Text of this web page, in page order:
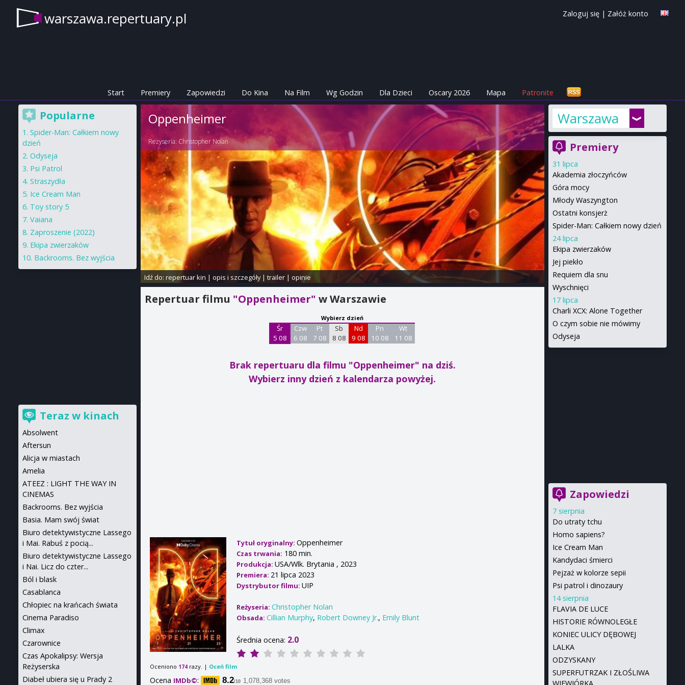
warszawa.repertuary.pl Zaloguj się | Załóż konto
Start Premiery Zapowiedzi Do Kina Na Film Wg Godzin Dla Dzieci Oscary 2026 Mapa Patronite
Oppenheimer
Reżyseria: Christopher Nolan
Idź do: repertuar kin | opis i szczegóły| trailer| opinie
Repertuar filmu "Oppenheimer"w Warszawie
Wybierz dzień
Śr
5 08
Czw
6 08
Pt
7 08
Sb
8 08
Nd
9 08
Pn
10 08
Wt
11 08
Brak repertuaru dla filmu "Oppenheimer" na dziś.
Wybierz inny dzień z kalendarza powyżej.
Tytuł oryginalny:Oppenheimer
Czas trwania: 180 min.
Produkcja:USA/Wlk. Brytania , 2023
Premiera: 21 lipca 2023
Dystrybutor filmu:UIP
Reżyseria:Christopher Nolan
Obsada:Cillian Murphy, Robert Downey Jr., Emily Blunt
Średnia ocena: 2.0
Oceniono 174 razy. | Oceń film
Ocena IMDb©: 8.2/10 1,078,368 votes
Warszawa
Premiery
31 lipca
Akademia złoczyńców
Góra mocy
Młody Waszyngton
Ostatni konsjerż
Spider-Man: Całkiem nowy dzień
24 lipca
Ekipa zwierzaków
Jej piekło
Requiem dla snu
Wyschnięci
17 lipca
Charli XCX: Alone Together
O czym sobie nie mówimy
Odyseja
Zapowiedzi
7 sierpnia
Do utraty tchu
Homo sapiens?
Ice Cream Man
Kandydaci śmierci
Pejzaż w kolorze sepii
Psi patrol i dinozaury
14 sierpnia
FLAVIA DE LUCE
HISTORIE RÓWNOLEGŁE
KONIEC ULICY DĘBOWEJ
LALKA
ODZYSKANY
SUPERFUTRZAK I ZŁOŚLIWA
Popularne
Spider-Man: Całkiem nowy
dzień
Odyseja
Psi Patrol
Straszydła
Ice Cream Man
Toy story 5
Vaiana
Zaproszenie (2022)
Ekipa zwierzaków
Backrooms. Bez wyjścia
Teraz w kinach
Absolwent
Aftersun
Alicja w miastach
Amelia
ATEEZ : LIGHT THE WAY IN
CINEMAS
Backrooms. Bez wyjścia
Basia. Mam swój świat
Biuro detektywistyczne Lassego
i Mai. Rabuś z pocią...
Biuro detektywistyczne Lassego
i Nai. Licz do czter...
Ból i blask
Casablanca
Chłopiec na krańcach świata
Cinema Paradiso
Climax
Czarownice
Czas Apokalipsy: Wersja
Reżyserska
Diabeł ubiera się u Prady 2